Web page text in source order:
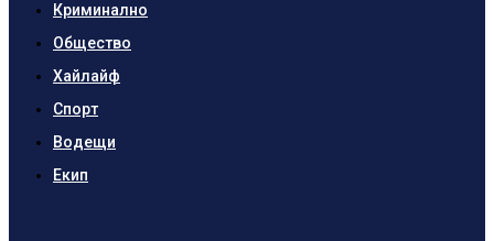
Криминално
Общество
Хайлайф
Спорт
Водещи
Екип